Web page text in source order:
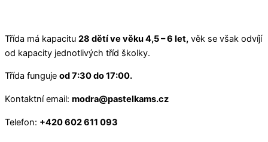
Třída má kapacitu 28 dětí ve věku 4,5 – 6 let, věk se však odvíjí
od kapacity jednotlivých tříd školky.
Třída funguje od 7:30 do 17:00.
Kontaktní email: modra@pastelkams.cz
Telefon: +420 602 611 093